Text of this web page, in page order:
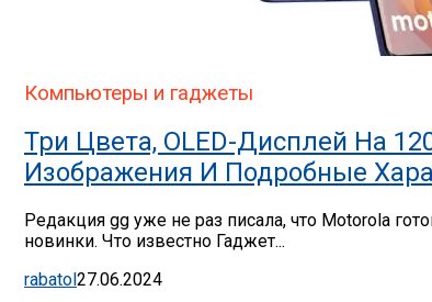
Компьютеры и гаджеты
Три Цвета, OLED-Дисплей На
Изображения И Подробные
Редакция gg уже не раз писала, что Motorola
новинки. Что известно Гаджет...
rabatol 27.06.2024